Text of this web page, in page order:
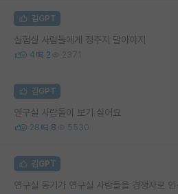
김GPT
실험실 사람들에게 정주지 말아야지
4 2 2371
김GPT
연구실 사람들이 보기 싫어요
28 8 5530
김GPT
연구실 동기가 연구실 사람들을 경쟁자로 인